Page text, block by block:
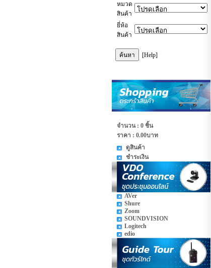
หมวด
สินค้า
ยี่ห้อ
สินค้า
[Help]
จำนวน : 0 ชิ้น
ราคา : 0.00บาท
ดูสินค้า
ชำระเงิน
AVer
Shure
Zoom
SOUNDVISION
Logitech
edio